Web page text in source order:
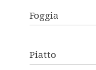
Foggia
Piatto